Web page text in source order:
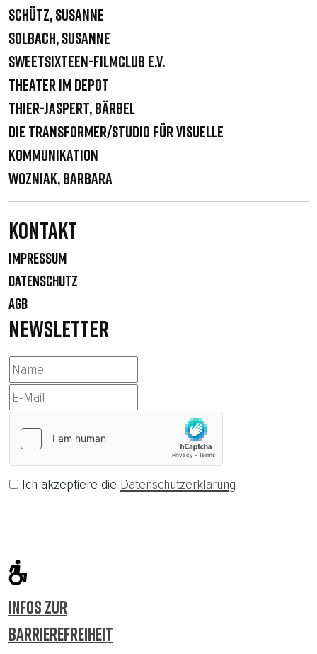
Schütz, Susanne
Solbach, Susanne
sweetSixteen-filmclub e.V.
Theater im Depot
Thier-Jaspert, Bärbel
Die Transformer/Studio für visuelle
Kommunikation
Wozniak, Barbara
Kontakt
IMPRESSUM
DATENSCHUTZ
AGB
NEWSLETTER
Ich akzeptiere die Datenschutzerklärung
INFOS ZUR
BARRIEREFREIHEIT